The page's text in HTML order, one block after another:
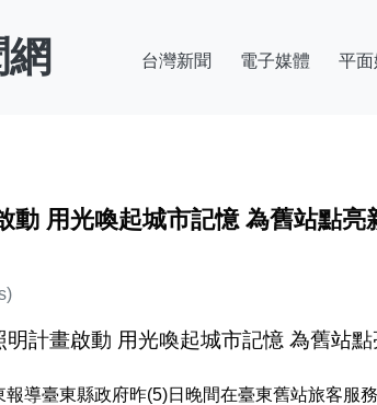
台灣新聞 電子媒體 平面
動 用光喚起城市記憶 為舊站點亮
明計畫啟動 用光喚起城市記憶 為舊站
報導臺東縣政府昨(5)日晚間在臺東舊站旅客服